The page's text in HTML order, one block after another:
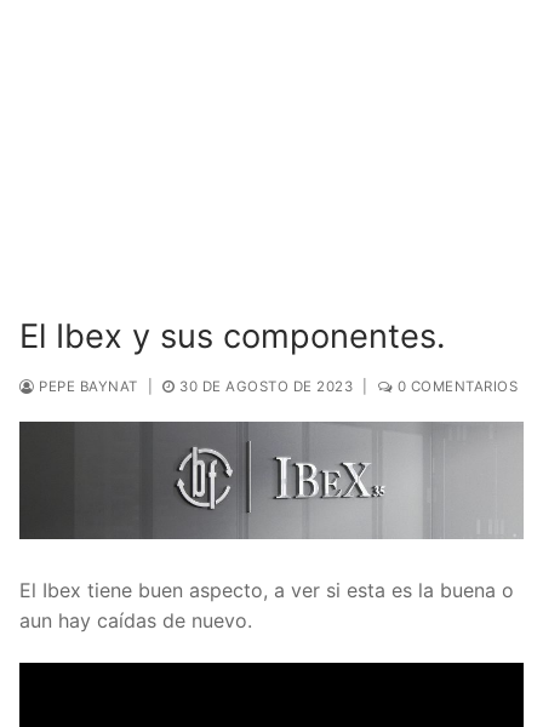
El Ibex y sus componentes.
PEPE BAYNAT 30 DE AGOSTO DE 2023 0 COMENTARIOS
El Ibex tiene buen aspecto, a ver si esta es la buena o
aun hay caídas de nuevo.